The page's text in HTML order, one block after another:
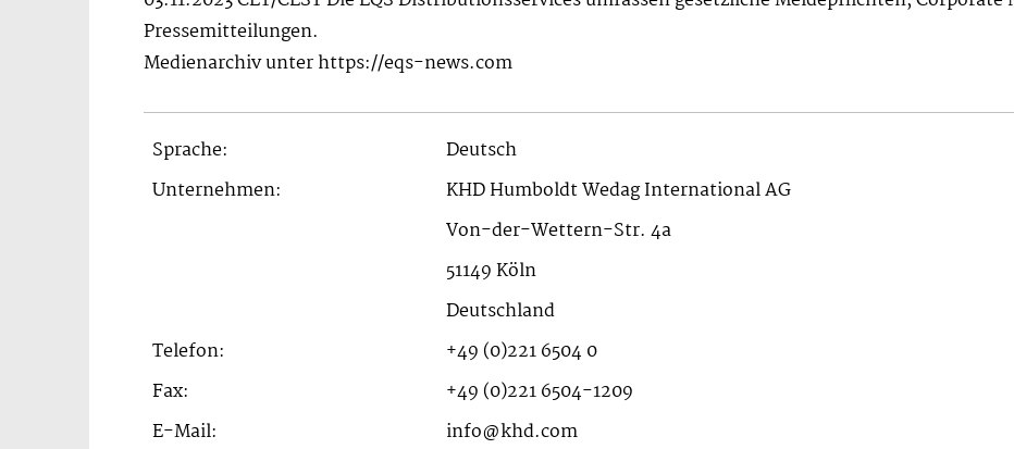
Pressemitteilungen.
Medienarchiv unter https://eqs-news.com
Sprache:
Deutsch
Unternehmen:
KHD Humboldt Wedag International AG
Von-der-Wettern-Str. 4a
51149 Köln
Deutschland
Telefon:
+49 (0)221 6504 0
Fax:
+49 (0)221 6504-1209
E-Mail:
info@khd.com